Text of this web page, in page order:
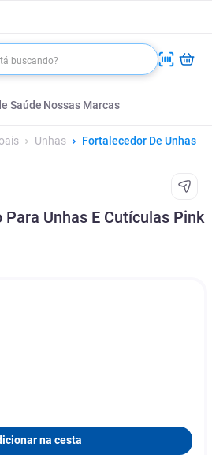
Saúde Nossas Marcas
Unhas Fortalecedor De Unhas
Unhas E Cutículas Pink
na cesta